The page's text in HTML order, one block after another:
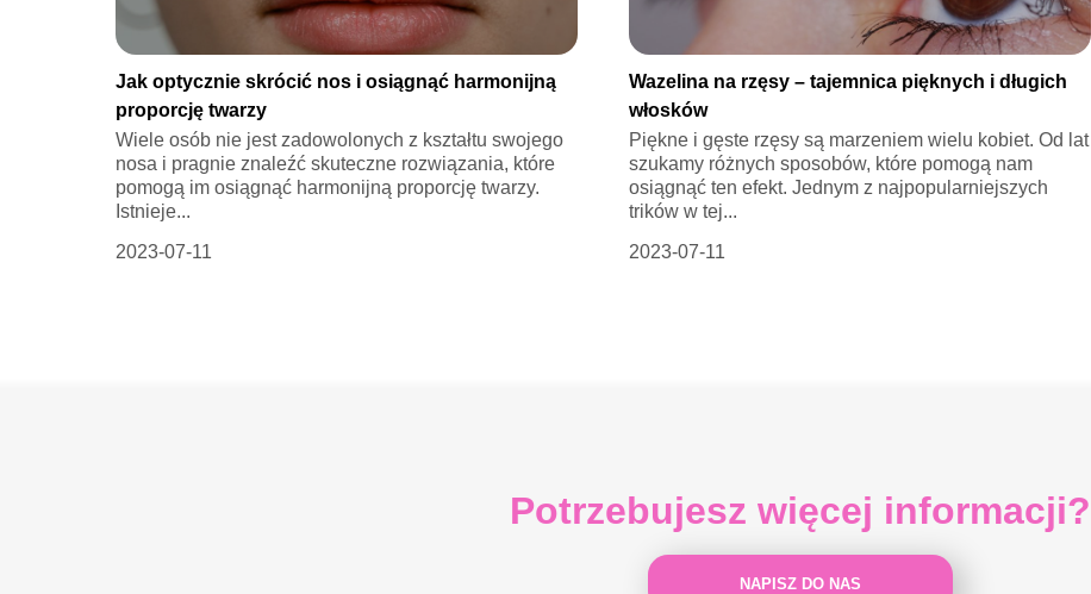
Jak optycznie skrócić nos i osiągnąć harmonijną
proporcję twarzy
Wiele osób nie jest zadowolonych z kształtu swojego
nosa i pragnie znaleźć skuteczne rozwiązania, które
pomogą im osiągnąć harmonijną proporcję twarzy.
Istnieje...
2023-07-11
Wazelina na rzęsy – tajemnica pięknych i długich
włosków
Piękne i gęste rzęsy są marzeniem wielu kobiet. Od lat
szukamy różnych sposobów, które pomogą nam
osiągnąć ten efekt. Jednym z najpopularniejszych
trików w tej...
2023-07-11
Potrzebujesz więcej informacji?
NAPISZ DO NAS